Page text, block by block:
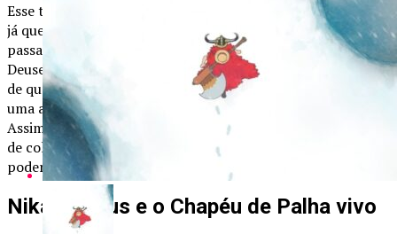
Esse tipo de referência geográfica não é novidade na obra,
já que Oda costuma inserir paralelos com lugares reais. No
passado, povos nativos habitaram a região do Vale dos
Deuses, com ruínas e tradições espirituais que ecoam a ideia
de que, em One Piece, God Valley também teria sido lar de
uma antiga tribo antes da chegada dos Dragões Celestiais.
Assim, a “caça” realizada no local pode ter sido uma forma
de colonização e tomada de território — e foi lá que Garling
poderia ter encontrado o Chapéu de Palha gigante.
Nika, Uranus e o Chapéu de Palha vivo